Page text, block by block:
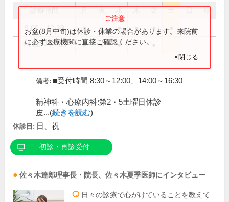
祝
9:00～12:30 ● ● ● ● ●
14:00～17:00 ● ● ●
お盆(8月中旬)は休診・休業の場合があります。来院前
に必ず医療機関に直接ご確認ください。
×閉じる
備考: ■受付時間 8:30～12:00、14:00～16:30
精神科・心療内科:第2・5土曜日休診
皮...(続きを読む)
休診日: 日、祝
初診・再診受付
佐々木達郎理事長・院長、 佐々木夏季医師にインタビュー
日々の診療で心がけていることを教えて